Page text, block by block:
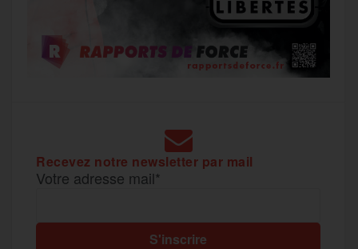
Recevez notre newsletter par mail
Votre adresse mail*